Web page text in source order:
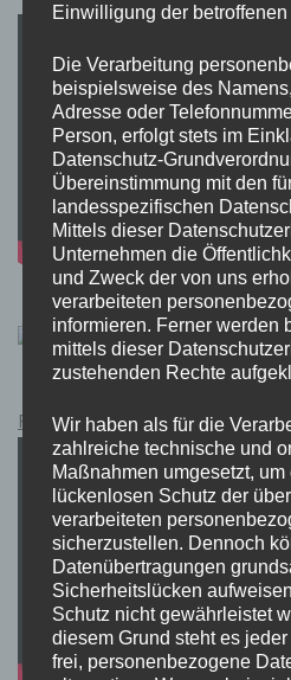
Pokémon Schwert und Schild
Einwilligung der
Die Verarbeitung
beispielsweise des
Adresse oder
Person, erfolgt stets im
Datenschutz-
Übereinstimmung mit den
landesspezifischen
Mittels dieser
Unternehmen die
und Zweck der von uns
verarbeiteten
informieren. Ferner werden
mittels dieser
zustehenden Rechte
Wir haben als für die
zahlreiche technische und
Maßnahmen umgesetzt,
lückenlosen Schutz der
verarbeiteten
sicherzustellen. Dennoch
Datenübertragungen
Sicherheitslücken
Schutz nicht gewährleistet
diesem Grund steht es
frei, personenbezogene